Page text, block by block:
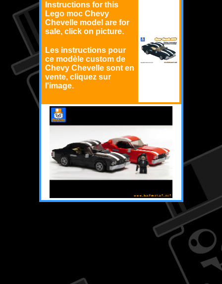
Instructions for this
Lego moc Chevy
Chevelle model are for
sale, click on picture.
Les instructions pour
ce modèle custom de
Chevy Chevelle sont en
vente, cliquez sur
l'image.